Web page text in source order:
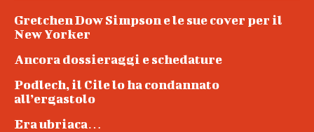
Gretchen Dow Simpson e le sue cover per il
New Yorker
Ancora dossieraggi e schedature
Podlech, il Cile lo ha condannato
all’ergastolo
Era ubriaca…